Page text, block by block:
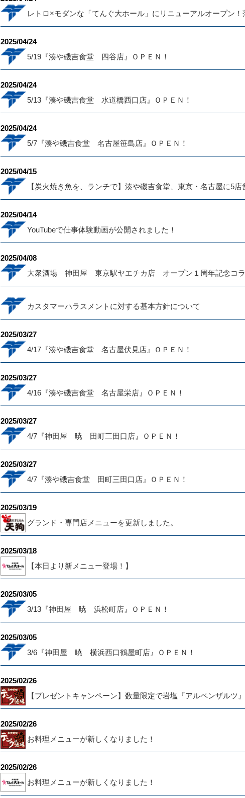
レトロ×モダンな「てんぐ大ホール」にリニューアルオープン
2025/04/24
5/19『湊や磯吉食堂 四谷店』ＯＰＥＮ！
2025/04/24
5/13『湊や磯吉食堂 水道橋西口店』ＯＰＥＮ！
2025/04/24
5/7『湊や磯吉食堂 名古屋笹島店』ＯＰＥＮ！
2025/04/15
【炭火焼き魚を、ランチで】湊や磯吉食堂、東京・名古屋に5店
2025/04/14
YouTubeで仕事体験動画が公開されました！
2025/04/08
大衆酒場 神田屋 東京駅ヤエチカ店 オープン１周年記念コラ
カスタマーハラスメントに対する基本方針について
2025/03/27
4/17『湊や磯吉食堂 名古屋伏見店』ＯＰＥＮ！
2025/03/27
4/16『湊や磯吉食堂 名古屋栄店』ＯＰＥＮ！
2025/03/27
4/7『神田屋 暁 田町三田口店』ＯＰＥＮ！
2025/03/27
4/7『湊や磯吉食堂 田町三田口店』ＯＰＥＮ！
2025/03/19
グランド・専門店メニューを更新しました。
2025/03/18
【本日より新メニュー登場！】
2025/03/05
3/13『神田屋 暁 浜松町店』ＯＰＥＮ！
2025/03/05
3/6『神田屋 暁 横浜西口鶴屋町店』ＯＰＥＮ！
2025/02/26
【プレゼントキャンペーン】数量限定で岩塩『アルペンザルツ
2025/02/26
お料理メニューが新しくなりました！
2025/02/26
お料理メニューが新しくなりました！